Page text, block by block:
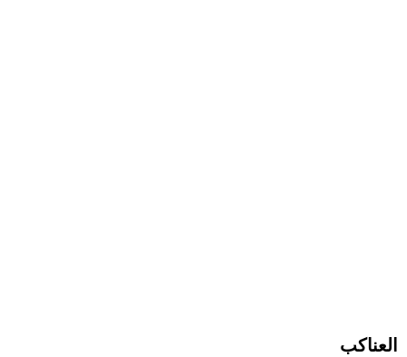
العناكب